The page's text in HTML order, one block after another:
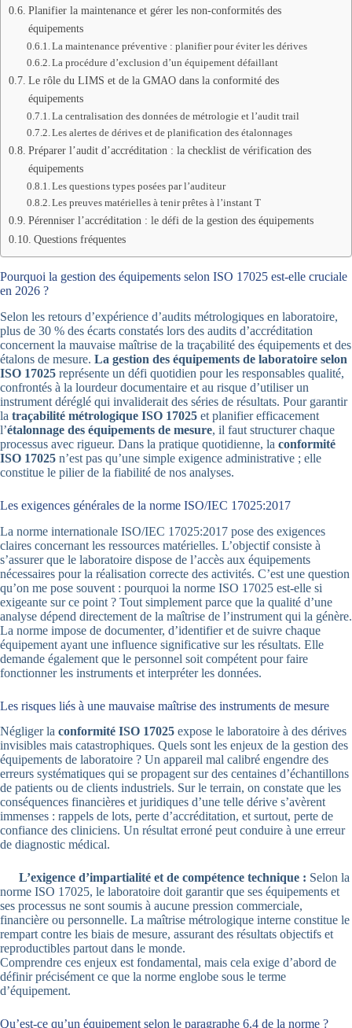
Planifier la maintenance et gérer les non-conformités des
équipements
La maintenance préventive : planifier pour éviter les dérives
La procédure d’exclusion d’un équipement défaillant
Le rôle du LIMS et de la GMAO dans la conformité des
équipements
La centralisation des données de métrologie et l’audit trail
Les alertes de dérives et de planification des étalonnages
Préparer l’audit d’accréditation : la checklist de vérification des
équipements
Les questions types posées par l’auditeur
Les preuves matérielles à tenir prêtes à l’instant T
Pérenniser l’accréditation : le défi de la gestion des équipements
Questions fréquentes
Pourquoi la gestion des équipements selon ISO 17025 est-elle cruciale
en 2026 ?
Selon les retours d’expérience d’audits métrologiques en laboratoire,
plus de 30 % des écarts constatés lors des audits d’accréditation
concernent la mauvaise maîtrise de la traçabilité des équipements et des
étalons de mesure. La gestion des équipements de laboratoire selon
ISO 17025 représente un défi quotidien pour les responsables qualité,
confrontés à la lourdeur documentaire et au risque d’utiliser un
instrument déréglé qui invaliderait des séries de résultats. Pour garantir
la traçabilité métrologique ISO 17025 et planifier efficacement
l’étalonnage des équipements de mesure, il faut structurer chaque
processus avec rigueur. Dans la pratique quotidienne, la conformité
ISO 17025 n’est pas qu’une simple exigence administrative ; elle
constitue le pilier de la fiabilité de nos analyses.
Les exigences générales de la norme ISO/IEC 17025:2017
La norme internationale ISO/IEC 17025:2017 pose des exigences
claires concernant les ressources matérielles. L’objectif consiste à
s’assurer que le laboratoire dispose de l’accès aux équipements
nécessaires pour la réalisation correcte des activités. C’est une question
qu’on me pose souvent : pourquoi la norme ISO 17025 est-elle si
exigeante sur ce point ? Tout simplement parce que la qualité d’une
analyse dépend directement de la maîtrise de l’instrument qui la génère.
La norme impose de documenter, d’identifier et de suivre chaque
équipement ayant une influence significative sur les résultats. Elle
demande également que le personnel soit compétent pour faire
fonctionner les instruments et interpréter les données.
Les risques liés à une mauvaise maîtrise des instruments de mesure
Négliger la conformité ISO 17025 expose le laboratoire à des dérives
invisibles mais catastrophiques. Quels sont les enjeux de la gestion des
équipements de laboratoire ? Un appareil mal calibré engendre des
erreurs systématiques qui se propagent sur des centaines d’échantillons
de patients ou de clients industriels. Sur le terrain, on constate que les
conséquences financières et juridiques d’une telle dérive s’avèrent
immenses : rappels de lots, perte d’accréditation, et surtout, perte de
confiance des cliniciens. Un résultat erroné peut conduire à une erreur
de diagnostic médical.
L’exigence d’impartialité et de compétence technique : Selon la
norme ISO 17025, le laboratoire doit garantir que ses équipements et
ses processus ne sont soumis à aucune pression commerciale,
financière ou personnelle. La maîtrise métrologique interne constitue le
rempart contre les biais de mesure, assurant des résultats objectifs et
reproductibles partout dans le monde.
Comprendre ces enjeux est fondamental, mais cela exige d’abord de
définir précisément ce que la norme englobe sous le terme
d’équipement.
Qu’est-ce qu’un équipement selon le paragraphe 6.4 de la norme ?